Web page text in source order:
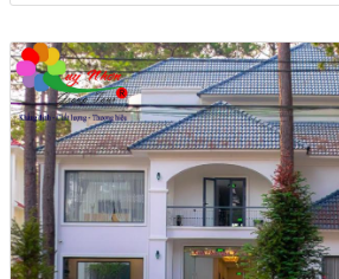
City Tour Quy Nhơn